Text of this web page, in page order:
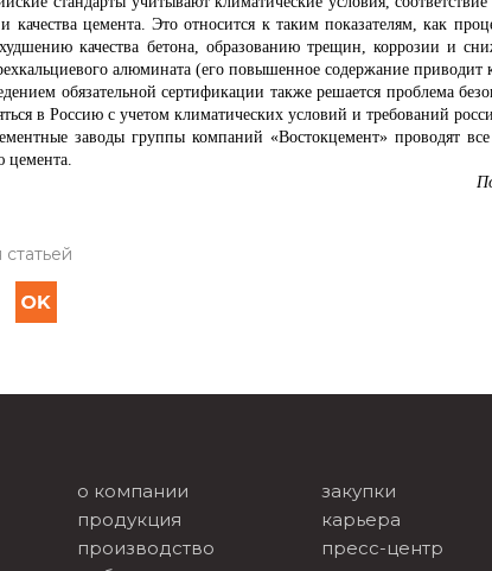
и качества цемента. Это относится к таким показателям, как
качества бетона, образованию трещин, коррозии и
алюмината (его повышенное содержание
обязательной сертификации также решается проблема
в Россию с учетом климатических условий и требований
заводы группы компаний «Востокцемент» проводят
цемента.
о компании
продукция
производство
закупки
карьера
пресс-центр